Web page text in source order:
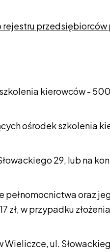
kierowców -
ośrodek szkolenia
29, lub na
oraz
w przypadku
ul.